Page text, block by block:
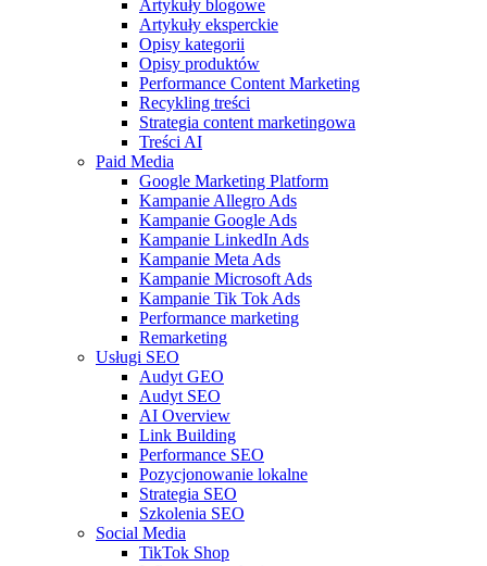
Artykuły blogowe
Artykuły eksperckie
Opisy kategorii
Opisy produktów
Performance Content Marketing
Recykling treści
Strategia content marketingowa
Treści AI
Paid Media
Google Marketing Platform
Kampanie Allegro Ads
Kampanie Google Ads
Kampanie LinkedIn Ads
Kampanie Meta Ads
Kampanie Microsoft Ads
Kampanie Tik Tok Ads
Performance marketing
Remarketing
Usługi SEO
Audyt GEO
Audyt SEO
AI Overview
Link Building
Performance SEO
Pozycjonowanie lokalne
Strategia SEO
Szkolenia SEO
Social Media
TikTok Shop